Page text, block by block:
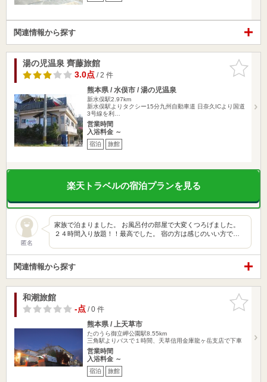
関連情報から探す
お気に入
りに追加
湯の児温泉 齊藤旅館
3.0点/ 2 件
熊本県 / 水俣市 / 湯の児温泉
新水俣駅2.97km
新水俣駅よりタクシー15分九州自動車道 日奈久ICより国道
3号線を利…
営業時間
入浴料金 ～
宿泊 旅館
楽天トラベルの宿泊プランを見る
匿名
家族で泊まりました。 お風呂付の部屋で大変くつろげました。
２４時間入り放題！！最高でした。 宿の方は感じのいい方で…
関連情報から探す
お気に入
りに追加
和潮旅館
-点/ 0 件
熊本県 / 上天草市
たのうら御立岬公園駅8.55km
三角駅よりバスで１時間、天草信用金庫龍ヶ岳支店で下車
営業時間
入浴料金 ～
宿泊 旅館